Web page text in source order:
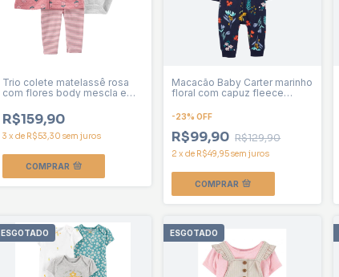
Trio colete matelassê rosa
com flores body mescla e
menina
R$159,90
3 x de R$53,30 sem juros
COMPRAR
Macacão Baby Carter marinho
floral com capuz fleece
-23%OFF
R$99,90 R$129,90
2 xde R$49,95sem juros
COMPRAR
ESGOTADO ESGOTADO